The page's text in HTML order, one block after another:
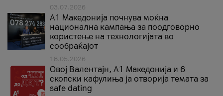
03.07.2026
A1 Македонија почнува моќна
национална кампања за поодговорно
користење на технологијата во
сообраќајот
18.05.2026
Овој Валентајн, A1 Македонија и 6
скопски кафулиња ја отворија темата за
safe dating